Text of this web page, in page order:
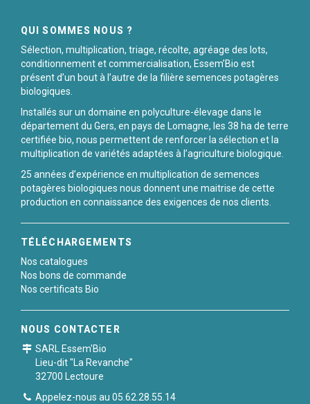
QUI SOMMES NOUS ?
Sélection, multiplication, triage, récolte, agréage des lots,
conditionnement et commercialisation, Essem’Bio est
présent d’un bout à l’autre de la filière semences potagères
biologiques.
Installés sur un domaine en polyculture-élevage dans le
département du Gers, en pays de Lomagne, les 38 ha de terre
certifiée bio, nous permettent de renforcer la sélection et la
multiplication de variétés adaptées à l’agriculture biologique.
25 années d’expérience en multiplication de semences
potagères biologiques nous donnent une maitrise de cette
production en connaissance des exigences de nos clients.
TÉLÉCHARGEMENTS
Nos catalogues
Nos bons de commande
Nos certificats Bio
NOUS CONTACTER
SARL Essem'Bio
Lieu-dit "La Revanche"
32700 Lectoure
Appelez-nous au 05.62.28.55.14